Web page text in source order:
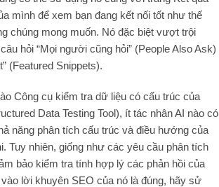
mình để xem bạn đang kết nối tốt như thế
chúng mong muốn. Nó đặc biệt vượt trội
hỏi “Mọi người cũng hỏi” (People Also Ask)
(Featured Snippets).
Công cụ kiểm tra dữ liệu có cấu trúc của
Data Testing Tool), ít tác nhân AI nào có
năng phân tích cấu trúc và điều hướng của
Tuy nhiên, giống như các yêu cầu phân tích
bảo kiểm tra tính hợp lý các phản hồi của
lời khuyên SEO của nó là đúng, hãy sử